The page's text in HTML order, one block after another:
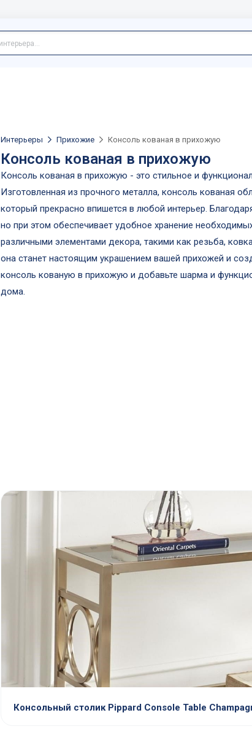
Интерьеры Прихожие Консоль кованая в прихожую
Консоль кованая в прихожую
Консоль кованая в прихожую - это стильное и
Изготовленная из прочного металла, консоль кованая
который прекрасно впишется в любой интерьер.
но при этом обеспечивает удобное хранение
различными элементами декора, такими как резьба,
она станет настоящим украшением вашей прихожей и
консоль кованую в прихожую и добавьте шарма и
дома.
Консольный столик Pippard Console Table